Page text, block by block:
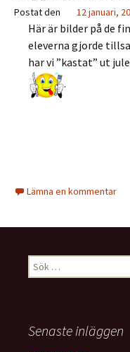
Postat den 12 januari,
Här är bilder på de
eleverna gjorde
har vi ”kastat” ut
.
Lämna en kommentar
Sök
efter:
Senaste inläggen